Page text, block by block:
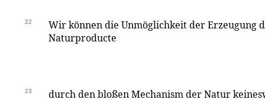
22
Wir können die Unmöglichkeit der Erzeugung
Naturproducte
23 durch den bloßen Mechanism der Natur